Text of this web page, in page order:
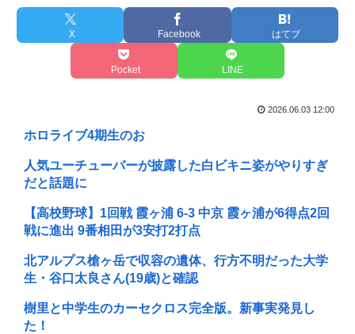
X Facebook はてブ
Pocket LINE
2026.06.03 12:00
ホロライブ4期生のお
人気ユーチューバーが披露した白ビキニ姿がやりすぎ
だと話題に
【高校野球】1回戦 霞ヶ浦 6-3 中京 霞ヶ浦が6得点2回
戦に進出 9番相田が3安打2打点
北アルプス槍ヶ岳で収容の遺体、行方不明だった大学
生・谷口太良さん(19歳)と確認
樹里と中学生のカーセクロス完全版。新事実発見し
た！